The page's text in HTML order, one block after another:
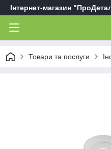
Інтернет-магазин
Товари та послуги